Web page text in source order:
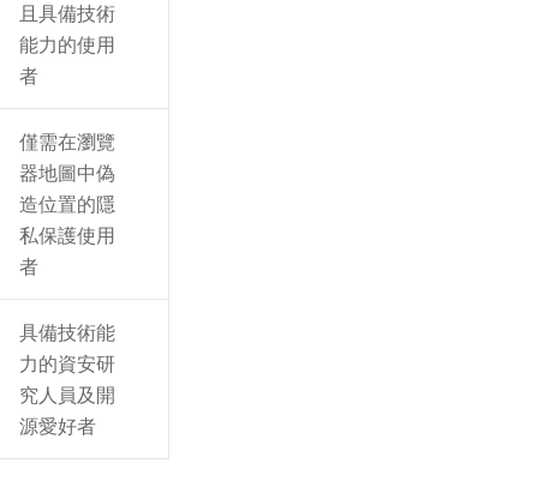
且具備技術
能力的使用
者
僅需在瀏覽
器地圖中偽
造位置的隱
私保護使用
者
具備技術能
力的資安研
究人員及開
源愛好者